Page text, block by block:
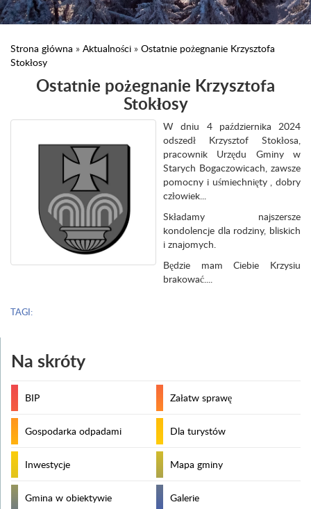
Strona główna » Aktualności » Ostatnie pożegnanie Krzysztofa
Stokłosy
Ostatnie pożegnanie Krzysztofa
Stokłosy
W dniu 4 października 2024
odszedł Krzysztof Stokłosa,
pracownik Urzędu Gminy w
Starych Bogaczowicach, zawsze
pomocny i uśmiechnięty , dobry
człowiek...
Składamy najszersze
kondolencje dla rodziny, bliskich
i znajomych.
Będzie mam Ciebie Krzysiu
brakować....
TAGI:
Na skróty
BIP Załatw sprawę
Gospodarka odpadami Dla turystów
Inwestycje Mapa gminy
Gmina w obiektywie Galerie